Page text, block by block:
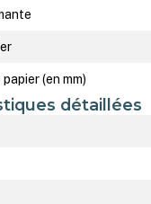
(en mm)
détaillées